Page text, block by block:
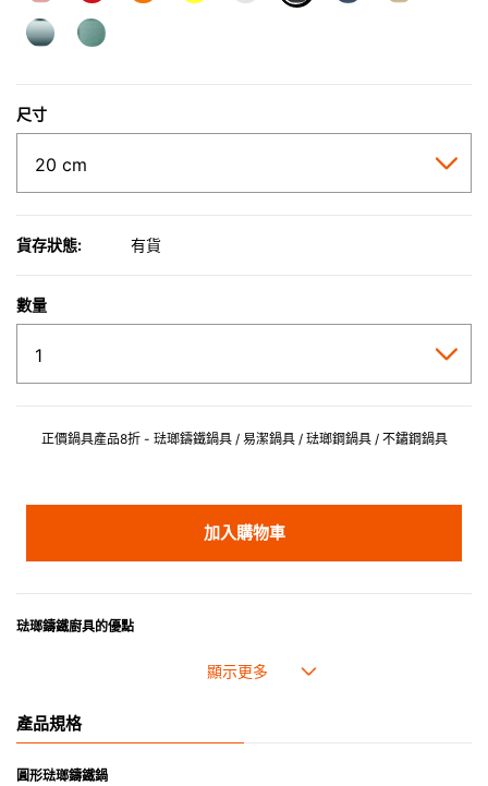
尺寸
貨存狀態: 有貨
數量
正價鍋具產品8折 - 琺瑯鑄鐵鍋具 / 易潔鍋具 / 琺瑯鋼鍋具 / 不鏽鋼鍋具
加入購物車
琺瑯鑄鐵廚具的優點
• 琺瑯鑄鐵傳熱性均勻，不會產生過熱點。
• 重身的鍋蓋能有助防止蒸氣溜走,易於 保持食物的原汁原味。
• 琺瑯抗酸鹼，不會殘留氣味，安全衛生。
產品規格
圓形琺瑯鑄鐵鍋